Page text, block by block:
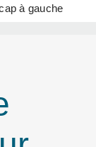
à gauche